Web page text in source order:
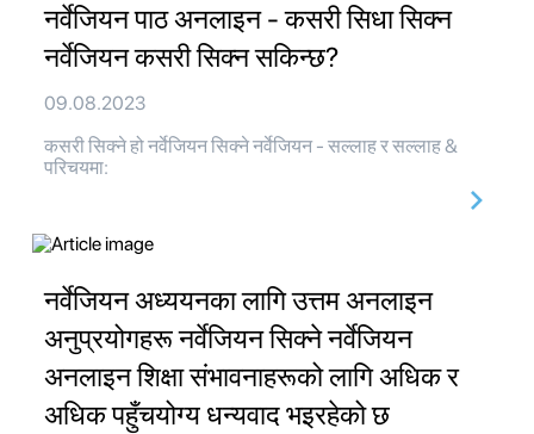
नर्वेजियन पाठ अनलाइन - कसरी सिधा सिक्न
नर्वेजियन कसरी सिक्न सकिन्छ?
09.08.2023
कसरी सिक्ने हो नर्वेजियन सिक्ने नर्वेजियन - सल्लाह र सल्लाह &
परिचयमा:
नर्वेजियन अध्ययनका लागि उत्तम अनलाइन
अनुप्रयोगहरू नर्वेजियन सिक्ने नर्वेजियन
अनलाइन शिक्षा संभावनाहरूको लागि अधिक र
अधिक पहुँचयोग्य धन्यवाद भइरहेको छ